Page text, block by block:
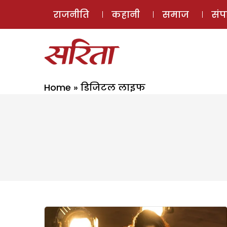
राजनीति कहानी समाज
Home » डिजिटल लाइफ